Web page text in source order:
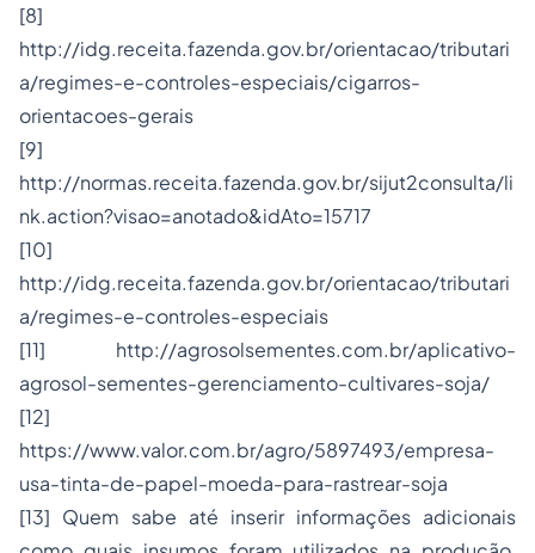
[8]
http://idg.receita.fazenda.gov.br/orientacao/tributari
a/regimes-e-controles-especiais/cigarros-
orientacoes-gerais
[9]
http://normas.receita.fazenda.gov.br/sijut2consulta/li
nk.action?visao=anotado&idAto=15717
[10]
http://idg.receita.fazenda.gov.br/orientacao/tributari
a/regimes-e-controles-especiais
[11] http://agrosolsementes.com.br/aplicativo-
agrosol-sementes-gerenciamento-cultivares-soja/
[12]
https://www.valor.com.br/agro/5897493/empresa-
usa-tinta-de-papel-moeda-para-rastrear-soja
[13] Quem sabe até inserir informações adicionais